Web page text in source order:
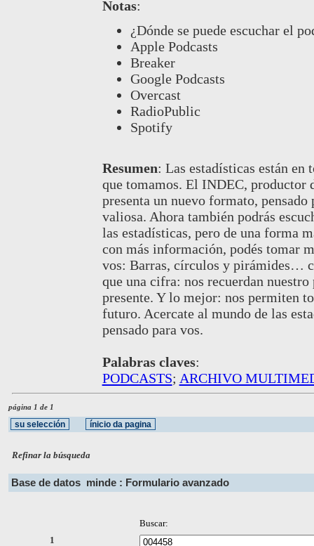
Notas:
¿Dónde se puede escuchar el
Apple Podcasts
Breaker
Google Podcasts
Overcast
RadioPublic
Spotify
Resumen: Las estadísticas están en
que tomamos. El INDEC, productor
presenta un nuevo formato,
valiosa. Ahora también podrás
las estadísticas, pero de una forma
con más información, podés tomar
vos: Barras, círculos y pirámides…
que una cifra: nos recuerdan
presente. Y lo mejor: nos permiten
futuro. Acercate al mundo de las
pensado para vos.
Palabras claves:
PODCASTS; ARCHIVO
página 1 de 1
Refinar la búsqueda
Base de datos minde : Formulario avanzado
Buscar:
1